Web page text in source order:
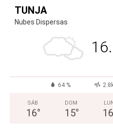
TUNJA
Nubes Dispersas
64 %
SÁB
16°
DOM
15°
LUN
16